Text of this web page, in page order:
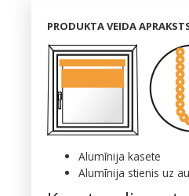
PRODUKTA VEIDA
Alumīnija kasete
Alumīnija stienis uz